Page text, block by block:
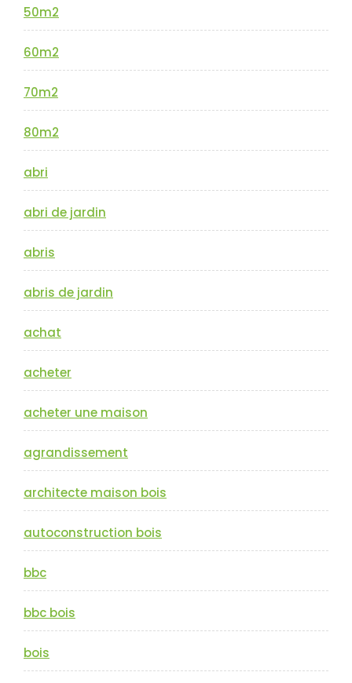
50m2
60m2
70m2
80m2
abri
abri de jardin
abris
abris de jardin
achat
acheter
acheter une maison
agrandissement
architecte maison bois
autoconstruction bois
bbc
bbc bois
bois